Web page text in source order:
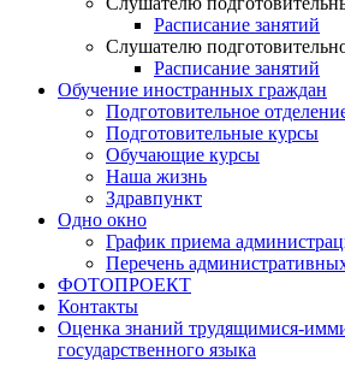
Расписание занятий
Слушателю
Расписание занятий
Обучение иностранных граждан
Подготовительное
Подготовительные курсы
Обучающие курсы
Наша жизнь
Здравпункт
Одно окно
График приема
Перечень
ФОТОПРОЕКТ
Контакты
Оценка знаний трудящимися-
государственного языка